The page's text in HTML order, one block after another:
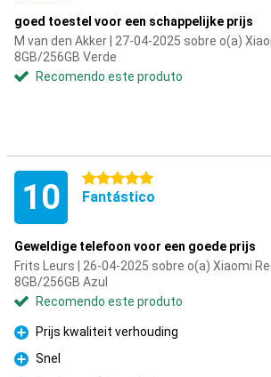
goed toestel voor een schappelijke prijs
M van den Akker | 27-04-2025 sobre o(a)
8GB/256GB Verde
Recomendo este produto
10 5 estrelas
Fantástico
Geweldige telefoon voor een goede prijs
Frits Leurs | 26-04-2025 sobre o(a) Xiaomi
8GB/256GB Azul
Recomendo este produto
Prós
Prijs kwaliteit verhouding
Prós
Snel